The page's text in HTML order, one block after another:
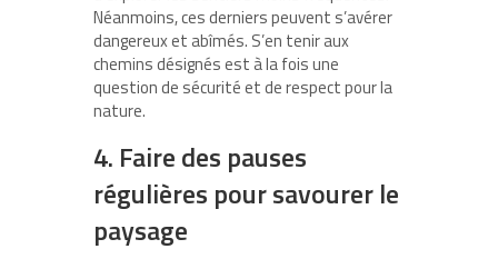
Néanmoins, ces derniers peuvent s’avérer
dangereux et abîmés. S’en tenir aux
chemins désignés est à la fois une
question de sécurité et de respect pour la
nature.
4. Faire des pauses
régulières pour savourer le
paysage